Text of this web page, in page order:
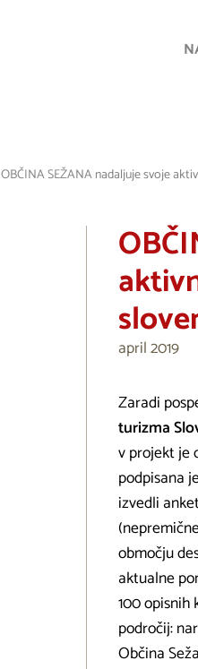
OBČINA SEŽANA nadaljuje svoje
april 2019
Zaradi
turizma
v projekt je
podpisana
izvedli
območju
aktualne
100
področij:
Občina